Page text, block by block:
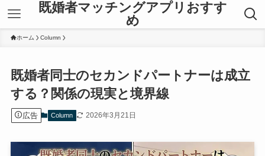
既婚者マッチングアプリおすす
め
ホーム Column
既婚者同士のセカンドパートナーは成立
する？関係の現実と境界線
広告 Column 2026年3月21日